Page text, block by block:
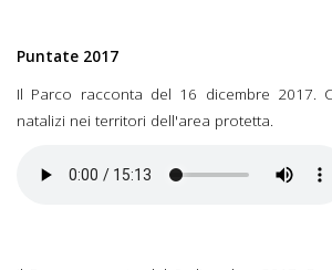
Puntate 2017
Il Parco racconta del 16 dicembre 2017.
natalizi nei territori dell'area protetta.